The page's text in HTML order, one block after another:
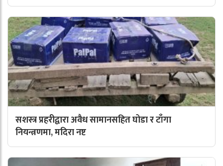
सशस्त्र प्रहरीद्वारा अवैध सामानसहित घोडा र टाँगा
नियन्त्रणमा, मदिरा नष्ट